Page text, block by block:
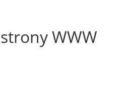
WWW